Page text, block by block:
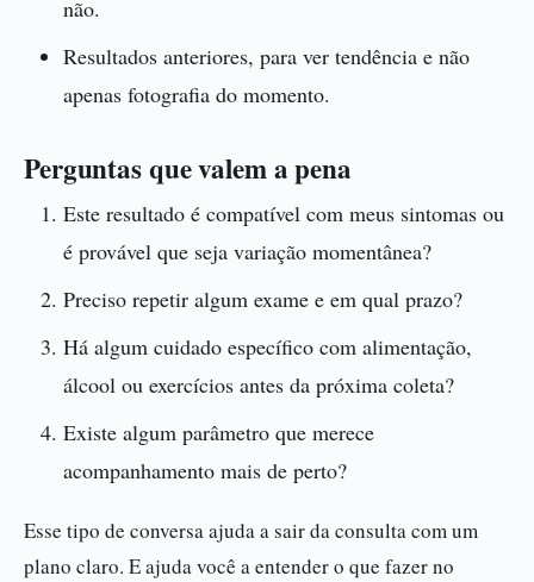
não.
Resultados anteriores, para ver tendência e não
apenas fotografia do momento.
Perguntas que valem a pena
Este resultado é compatível com meus sintomas ou
é provável que seja variação momentânea?
Preciso repetir algum exame e em qual prazo?
Há algum cuidado específico com alimentação,
álcool ou exercícios antes da próxima coleta?
Existe algum parâmetro que merece
acompanhamento mais de perto?
Esse tipo de conversa ajuda a sair da consulta com um
plano claro. E ajuda você a entender o que fazer no